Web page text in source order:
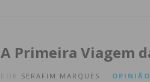
A Primeira Viagem
SERAFIM MARQUES OPINIÃO